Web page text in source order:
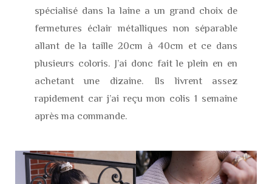
spécialisé dans la laine a un grand choix de
fermetures éclair métalliques non séparable
allant de la taille 20cm à 40cm et ce dans
plusieurs coloris. J’ai donc fait le plein en en
achetant une dizaine. Ils livrent assez
rapidement car j’ai reçu mon colis 1 semaine
après ma commande.